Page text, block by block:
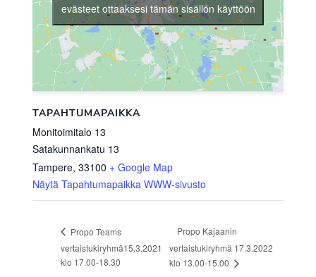
TAPAHTUMAPAIKKA
Monitoimitalo 13
Satakunnankatu 13
Tampere, 33100 + Google Map
Näytä Tapahtumapaikka WWW-sivusto
evästeet ottaaksesi tämän sisällön käyttöön
Propo Teams
vertaistukiryhmä15.3.2021
klo 17.00-18.30
Propo Kajaanin
vertaistukiryhmä 17.3.2022
klo 13.00-15.00